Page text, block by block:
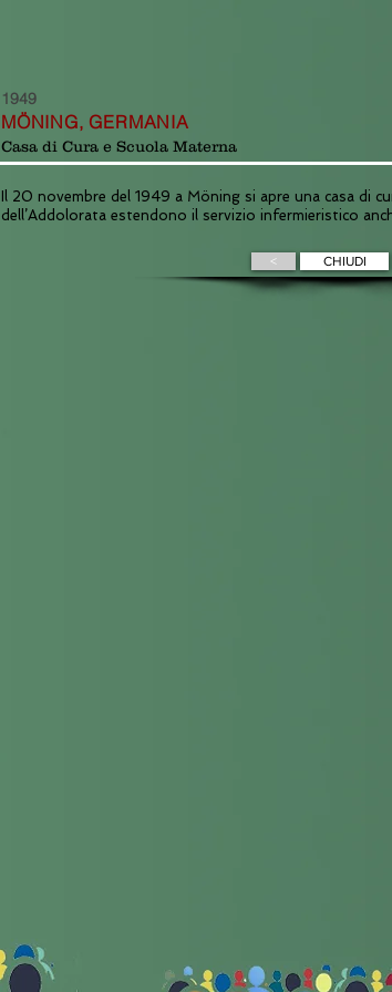
1949
MÖNING, GERMANIA
Casa di Cura e Scuola Materna
Il 20 novembre del 1949 a Möning si apre una casa di
dell’Addolorata estendono il servizio infermieristico
< CHIUDI